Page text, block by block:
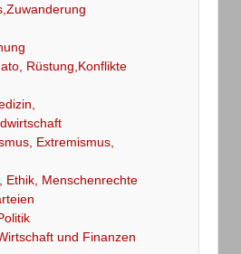
Rüstung,Konflikte
Extremismus,
Ethik, Menschenrechte
und Finanzen